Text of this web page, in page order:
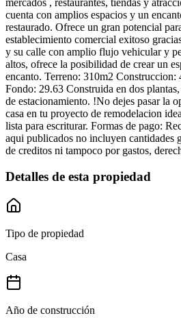
cuenta con amplios espacios y un
restaurado. Ofrece un gran potencial
establecimiento comercial exitoso
y su calle con amplio flujo vehicular y
altos, ofrece la posibilidad de crear un
encanto. Terreno: 310m2 Construccion:
Fondo: 29.63 Construida en dos
de estacionamiento. !No dejes pasar la
casa en tu proyecto de remodelacion
lista para escriturar. Formas de pago:
aqui publicados no incluyen cantidades
de creditos ni tampoco por gastos,
Detalles de esta propiedad
Tipo de propiedad
Casa
Año de construcción